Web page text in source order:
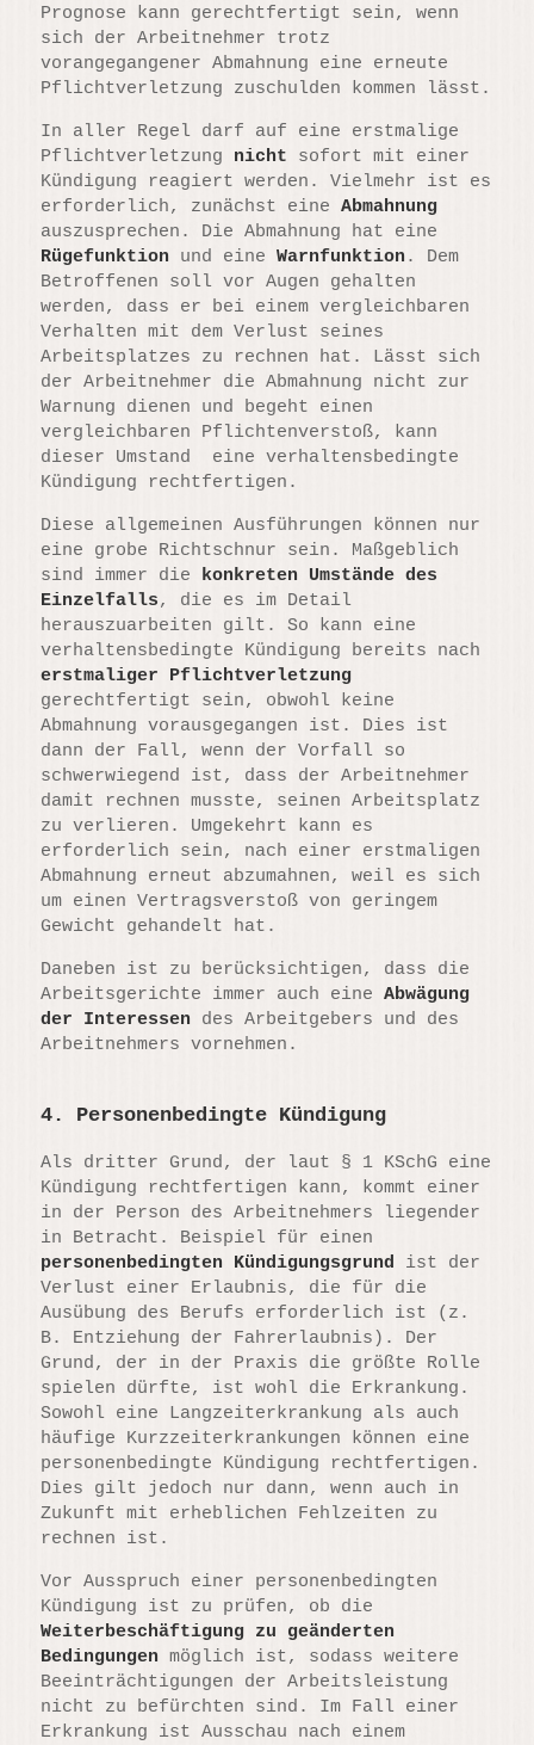
Prognose kann gerechtfertigt sein, wenn
sich der Arbeitnehmer trotz
vorangegangener Abmahnung eine erneute
Pflichtverletzung zuschulden kommen lässt.
In aller Regel darf auf eine erstmalige
Pflichtverletzung nicht sofort mit einer
Kündigung reagiert werden. Vielmehr ist es
erforderlich, zunächst eineAbmahnung
auszusprechen. Die Abmahnung hat eine
Rügefunktion und eineWarnfunktion . Dem
Betroffenen soll vor Augen gehalten
werden, dass er bei einem vergleichbaren
Verhalten mit dem Verlust seines
Arbeitsplatzes zu rechnen hat. Lässt sich
der Arbeitnehmer die Abmahnung nicht zur
Warnung dienen und begeht einen
vergleichbaren Pflichtenverstoß, kann
dieser Umstand eine verhaltensbedingte
Kündigung rechtfertigen.
Diese allgemeinen Ausführungen können nur
eine grobe Richtschnur sein. Maßgeblich
sind immer die konkreten Umstände des
Einzelfalls, die es im Detail
herauszuarbeiten gilt. So kann eine
verhaltensbedingte Kündigung bereits nach
erstmaliger Pflichtverletzung
gerechtfertigt sein, obwohl keine
Abmahnung vorausgegangen ist. Dies ist
dann der Fall, wenn der Vorfall so
schwerwiegend ist, dass der Arbeitnehmer
damit rechnen musste, seinen Arbeitsplatz
zu verlieren. Umgekehrt kann es
erforderlich sein, nach einer erstmaligen
Abmahnung erneut abzumahnen, weil es sich
um einen Vertragsverstoß von geringem
Gewicht gehandelt hat.
Daneben ist zu berücksichtigen, dass die
Arbeitsgerichte immer auch eine Abwägung
der Interessen des Arbeitgebers und des
Arbeitnehmers vornehmen.
4. Personenbedingte Kündigung
Als dritter Grund, der laut § 1 KSchG eine
Kündigung rechtfertigen kann, kommt einer
in der Person des Arbeitnehmers liegender
in Betracht. Beispiel für einen
personenbedingten Kündigungsgrund ist der
Verlust einer Erlaubnis, die für die
Ausübung des Berufs erforderlich ist (z.
B. Entziehung der Fahrerlaubnis). Der
Grund, der in der Praxis die größte Rolle
spielen dürfte, ist wohl die Erkrankung.
Sowohl eine Langzeiterkrankung als auch
häufige Kurzzeiterkrankungen können eine
personenbedingte Kündigung rechtfertigen.
Dies gilt jedoch nur dann, wenn auch in
Zukunft mit erheblichen Fehlzeiten zu
rechnen ist.
Vor Ausspruch einer personenbedingten
Kündigung ist zu prüfen, ob die
Weiterbeschäftigung zu geänderten
Bedingungen möglich ist, sodass weitere
Beeinträchtigungen der Arbeitsleistung
nicht zu befürchten sind. Im Fall einer
Erkrankung ist Ausschau nach einem